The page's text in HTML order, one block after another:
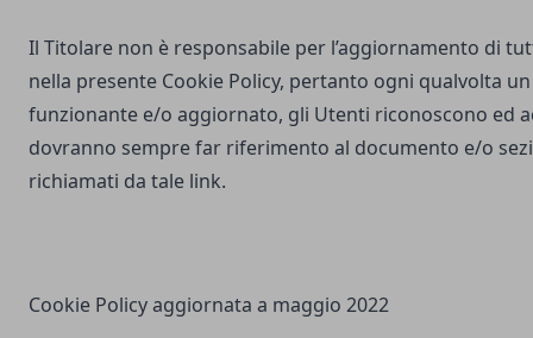
Il Titolare non è responsabile per l’aggiornamento di
nella presente Cookie Policy, pertanto ogni qualvolta
funzionante e/o aggiornato, gli Utenti riconoscono ed
dovranno sempre far riferimento al documento e/o
richiamati da tale link.
Cookie Policy aggiornata a maggio 2022